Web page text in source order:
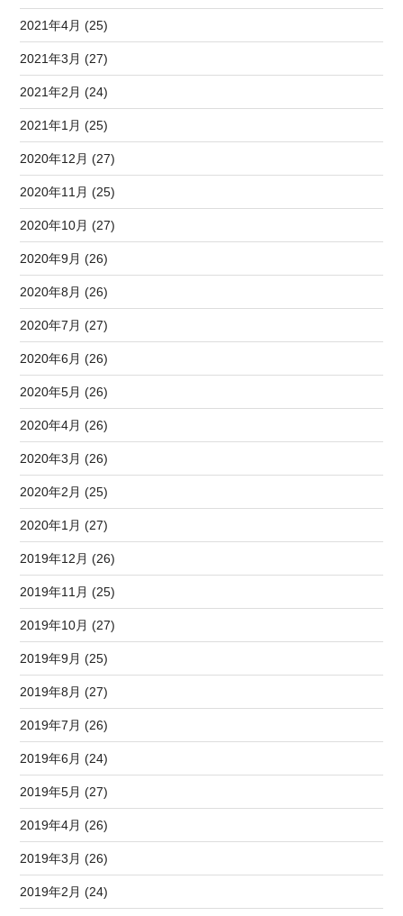
2021年4月 (25)
2021年3月 (27)
2021年2月 (24)
2021年1月 (25)
2020年12月 (27)
2020年11月 (25)
2020年10月 (27)
2020年9月 (26)
2020年8月 (26)
2020年7月 (27)
2020年6月 (26)
2020年5月 (26)
2020年4月 (26)
2020年3月 (26)
2020年2月 (25)
2020年1月 (27)
2019年12月 (26)
2019年11月 (25)
2019年10月 (27)
2019年9月 (25)
2019年8月 (27)
2019年7月 (26)
2019年6月 (24)
2019年5月 (27)
2019年4月 (26)
2019年3月 (26)
2019年2月 (24)